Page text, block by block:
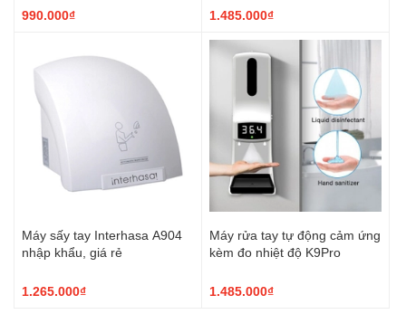
990.000₫ 1.485.000₫
Máy sấy tay Interhasa A904
nhập khẩu, giá rẻ
1.265.000₫
Máy rửa tay tự động cảm ứng
kèm đo nhiệt độ K9Pro
1.485.000₫